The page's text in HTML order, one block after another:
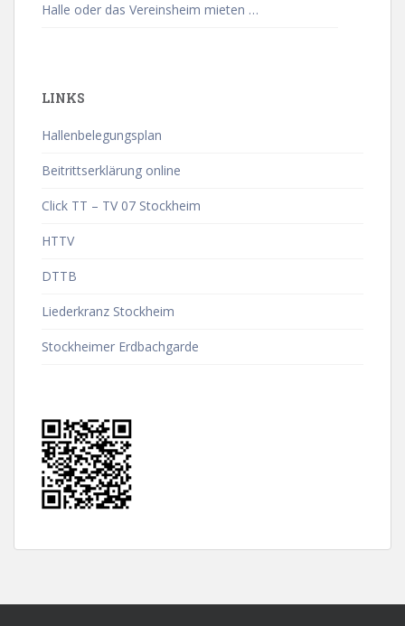
Halle oder das Vereinsheim mieten …
LINKS
Hallenbelegungsplan
Beitrittserklärung online
Click TT – TV 07 Stockheim
HTTV
DTTB
Liederkranz Stockheim
Stockheimer Erdbachgarde